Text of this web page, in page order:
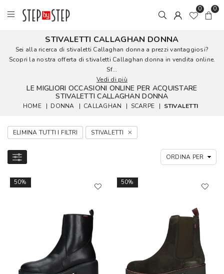
0 0
STIVALETTI CALLAGHAN DONNA
Sei alla ricerca di stivaletti Callaghan donna a prezzi vantaggiosi?
Scopri la nostra offerta di stivaletti Callaghan donna in vendita online.
Sf...
Vedi di più
LE MIGLIORI OCCASIONI ONLINE PER ACQUISTARE
STIVALETTI CALLAGHAN DONNA
HOME | DONNA | CALLAGHAN | SCARPE | STIVALETTI
ELIMINA TUTTI I FILTRI STIVALETTI
50% 50%